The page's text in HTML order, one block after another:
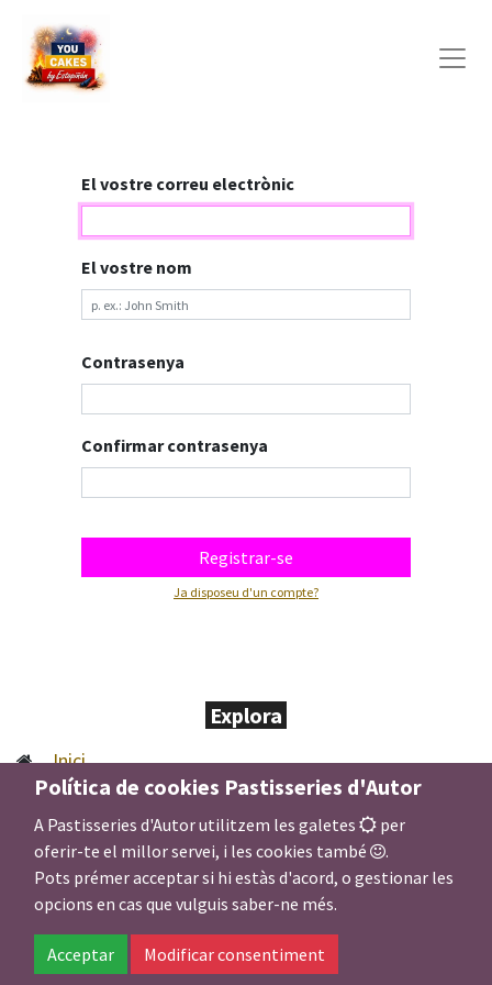
El vostre correu electrònic
El vostre nom
Contrasenya
Confirmar contrasenya
Registrar-se
Ja disposeu d'un compte?
Explora
Inici
Pastís de la Setmana
Les tradicions
Els nostres clàssics
Pastisseria saludable
Univers Estopiñán
Decàleg de Bones Pràctiques en Lideratge Humanista
Catàleg
Política de cookies Pastisseries d'Autor
A Pastisseries d'Autor utilitzem les galetes
per
oferir-te el millor servei, i les cookies també
.
Pots prémer acceptar si hi estàs d'acord, o gestionar les
opcions en cas que vulguis saber-ne més.
Acceptar Modificar consentiment